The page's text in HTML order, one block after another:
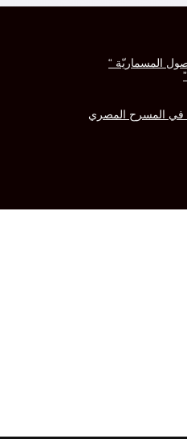
المسماريّة “
في المسرح المصري